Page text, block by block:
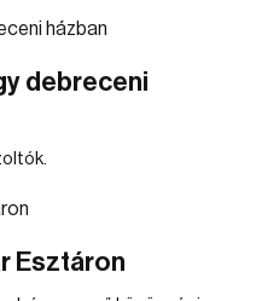
debreceni
Esztáron